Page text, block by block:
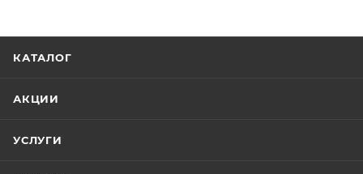
КАТАЛОГ
АКЦИИ
УСЛУГИ